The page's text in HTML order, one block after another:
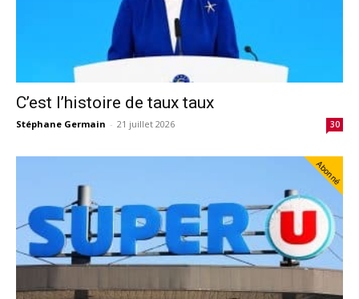
C’est l’histoire de taux taux
Stéphane Germain - 21 juillet 2026 30
Abonné